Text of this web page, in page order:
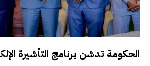
الحكومة تدشن برنامج التأشيرة